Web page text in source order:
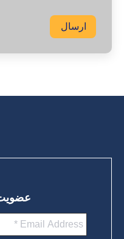
ارسال